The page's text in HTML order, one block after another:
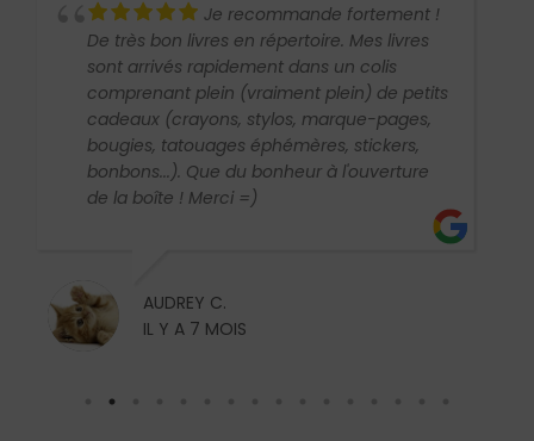
Je recommande fortement !
De très bon livres en répertoire. Mes livres
sont arrivés rapidement dans un colis
comprenant plein (vraiment plein) de petits
cadeaux (crayons, stylos, marque-pages,
bougies, tatouages éphémères, stickers,
bonbons...). Que du bonheur à l'ouverture
de la boîte ! Merci =)
AUDREY C.
IL Y A 7 MOIS